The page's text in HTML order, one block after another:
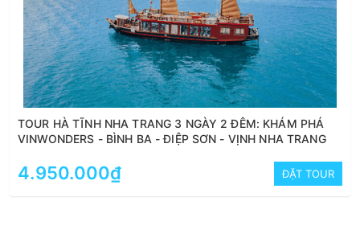
TOUR HÀ TĨNH NHA TRANG 3 NGÀY 2 ĐÊM: KHÁM PHÁ
VINWONDERS - BÌNH BA - ĐIỆP SƠN - VỊNH NHA TRANG
4.950.000₫ ĐẶT TOUR